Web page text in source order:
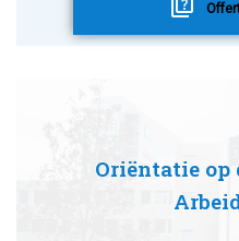
Oriëntatie op